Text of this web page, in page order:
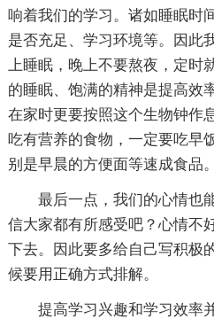
响着我们的学习。诸如睡眠时
是否充足、学习环境等。因此
上睡眠，晚上不要熬夜，定时
的睡眠、饱满的精神是提高效
在家时更要按照这个生物钟作
吃有营养的食物，一定要吃早
别是早晨的方便面等速成食品。
最后一点，我们的心情也
信大家都有所感受吧？心情不
下去。因此要多给自己写积极
候要用正确方式排解。
提高学习兴趣和学习效率